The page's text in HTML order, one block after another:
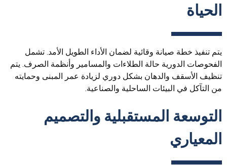
الحياة
يتم تنفيذ خطة صيانة وقائية لضمان الأداء الطويل الأمد. تشمل
الفحوصات الدورية حالة الطلاءات والمسامير وأنظمة الصرف. يتم
تنظيف الأسقف والدهان بشكل دوري لزيادة عمر المبنى وحمايته
من التآكل في البيئات الساحلية والصناعية.
التوسعة المستقبلية والتصميم
المعياري